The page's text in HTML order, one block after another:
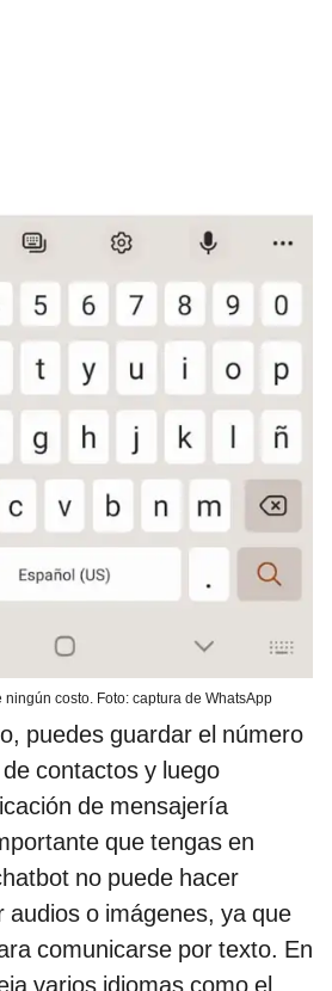
ningún costo. Foto: captura de WhatsApp
puedes guardar el número
contactos y luego
de mensajería
que tengas en
no puede hacer
audios o imágenes, ya que
comunicarse por texto. En